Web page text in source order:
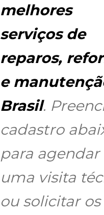
melhores
serviços de
reparos,
e
Brasil.
cadastro
para agendar
uma visita
ou solicitar os